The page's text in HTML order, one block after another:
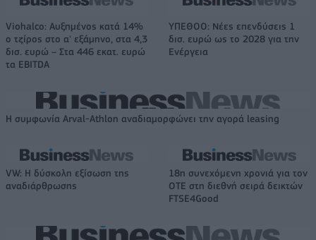
Viohalco: Αυξημένος κατά 14%
ο τζίρος στο α' εξάμηνο, στα 4,3
δισ. ευρώ – Στα 446 εκατ. ευρώ
τα EBITDA
ΥΠΕΘΟΟ: Νέες επενδύσεις 1
δισ. ευρώ ως το 2028 για την
Ενέργεια
Η συμφωνία Arval-Athlon αναδιαμορφώνει την αγορά leasing
VW: Η δύσκολη εξίσωση της
αναδιάρθρωσης
18η συνεχόμενη χρονιά για τον
ΟΤΕ στη διεθνή σειρά δεικτών
FTSE4Good